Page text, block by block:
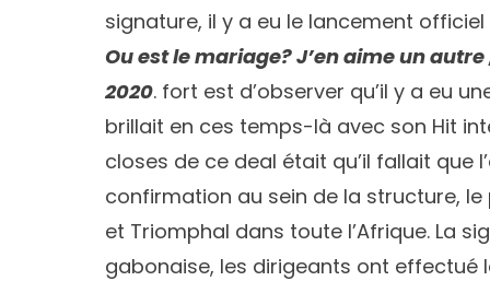
signature, il y a eu le lancement
Ou est le mariage? J’en aime un
2020. fort est d’observer qu’il y a eu
brillait en ces temps-là avec son Hit
closes de ce deal était qu’il fallait que
confirmation au sein de la structure,
et Triomphal dans toute l’Afrique. La
gabonaise, les dirigeants ont